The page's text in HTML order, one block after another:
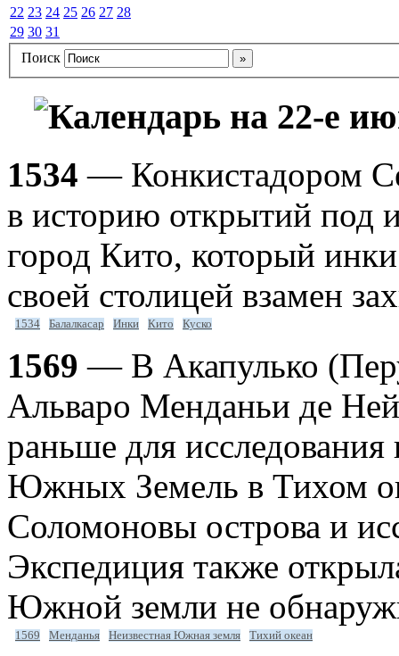
22 23 24 25 26 27 28
29 30 31
Поиск
Календарь на 22-е
1534 — Конкистадором
в историю открытий под
город Кито, который
своей столицей взамен
1534 Балалкасар Инки Кито Куско
1569 — В Акапулько
Альваро Менданьи де
раньше для
Южных Земель в Тихом
Соломоновы острова и
Экспедиция также
Южной земли не
1569 Менданья Неизвестная Южная земля Тихий океан